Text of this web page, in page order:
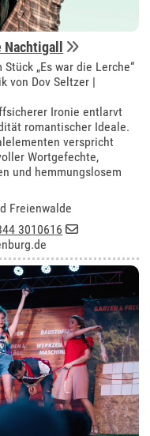
Nachtigall
„Es war die Lerche“
von Dov Seltzer |
Ironie entlarvt
romantischer Ideale.
verspricht
Wortgefechte,
und hemmungslosem
Freienwalde
3010616